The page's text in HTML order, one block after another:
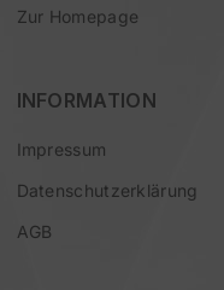
Zur Homepage
INFORMATION
Impressum
Datenschutzerklärung
AGB